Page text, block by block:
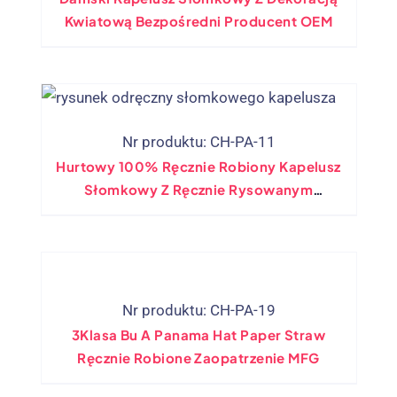
Kwiatową Bezpośredni Producent OEM
Nr produktu: CH-PA-11
Hurtowy 100% Ręcznie Robiony Kapelusz
Słomkowy Z Ręcznie Rysowanym
Nr produktu: CH-PA-19
3Klasa Bu A Panama Hat Paper Straw
Ręcznie Robione Zaopatrzenie MFG